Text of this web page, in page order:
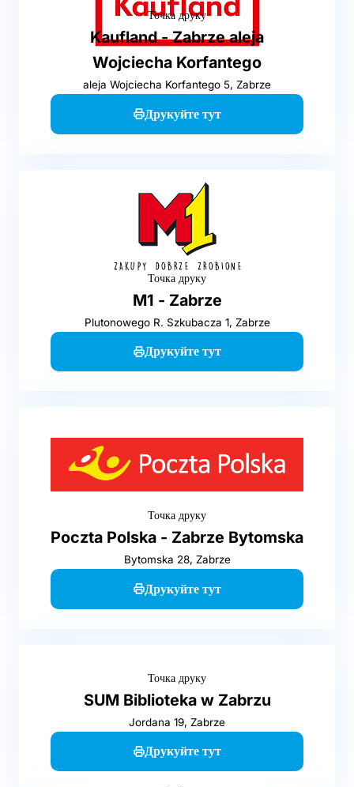
Точка друку
Kaufland - Zabrze aleja
Wojciecha Korfantego
aleja Wojciecha Korfantego 5, Zabrze
Друкуйте тут
Точка друку
M1 - Zabrze
Plutonowego R. Szkubacza 1, Zabrze
Друкуйте тут
Точка друку
Poczta Polska - Zabrze Bytomska
Bytomska 28, Zabrze
Друкуйте тут
Точка друку
SUM Biblioteka w Zabrzu
Jordana 19, Zabrze
Друкуйте тут